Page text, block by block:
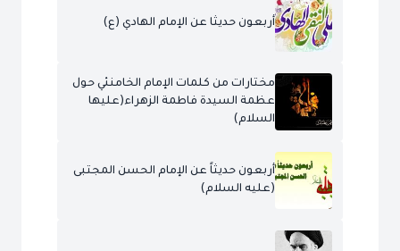
أربعون حديثا عن الإمام الهادي (ع)
مختارات من كلمات الإمام الخامنئي حول
عظمة السيدة فاطمة الزهراء(عليها
السلام)
أربعون حديثاً عن الإمام الحسن المجتبى
(عليه السلام)